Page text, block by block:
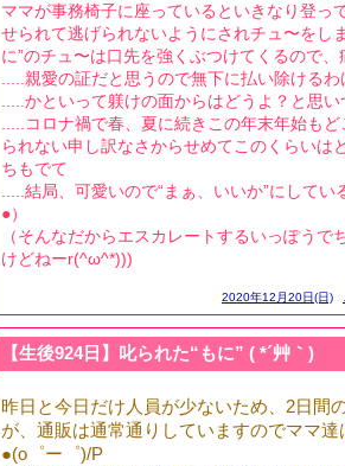
ママが事務椅子に座っているといきなり登っ
せられて逃げられないようにされチュ〜をし
に”のチュ〜は口先を強くぶつけてくるので
.....親愛の証だと思うので無下に払い除ける
.....かといって躾けの面からはどうよ？と思い
.....コロナ禍で春、夏に続きこの年末年始も
られない申し訳なさからせめてこのくらいは
ちもでて
.....結局、可愛いので“まぁ、いいか”にして
●）
（そんなだからエスカレートするいっぽうで
けどねーr(^ω^*)))
2020年12月20日(日)
【生後924日】叱られた“もに” ( *´艸｀)
昨日と今日だけ人員が少ないため、2日間
が、通販は通常通りしていますのでママ
●(o゜ー゜)/P